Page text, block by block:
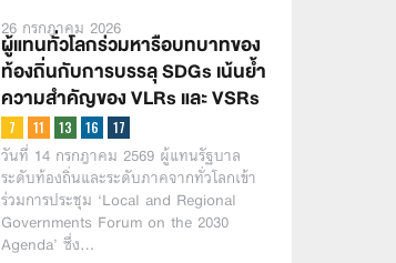
26 กรกฎาคม 2026
ผู้แทนทั่วโลกร่วมหารือบทบาทของ
ท้องถิ่นกับการบรรลุ SDGs เน้นย้ำ
ความสำคัญของ VLRs และ VSRs
วันที่ 14 กรกฎาคม 2569 ผู้แทนรัฐบาล
ระดับท้องถิ่นและระดับภาคจากทั่วโลกเข้า
ร่วมการประชุม ‘Local and Regional
Governments Forum on the 2030
Agenda’ ซึ่ง…